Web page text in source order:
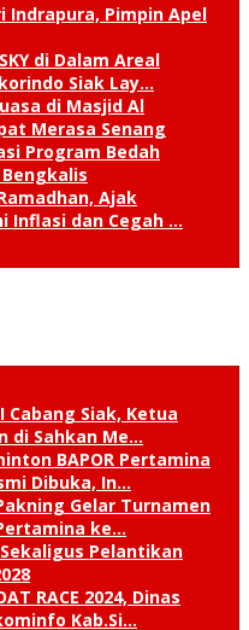
Indrapura, Pimpin Apel
di Dalam Areal
Siak Lay…
di Masjid Al
Merasa Senang
Program Bedah
Ajak
Inflasi dan Cegah …
Cabang Siak, Ketua
di Sahkan Me…
BAPOR Pertamina
Dibuka, In…
Gelar Turnamen
ke…
Sekaligus Pelantikan
RACE 2024, Dinas
Kab.Si…